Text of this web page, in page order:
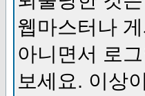
웹마스터나
아니면서 로
보세요. 이상